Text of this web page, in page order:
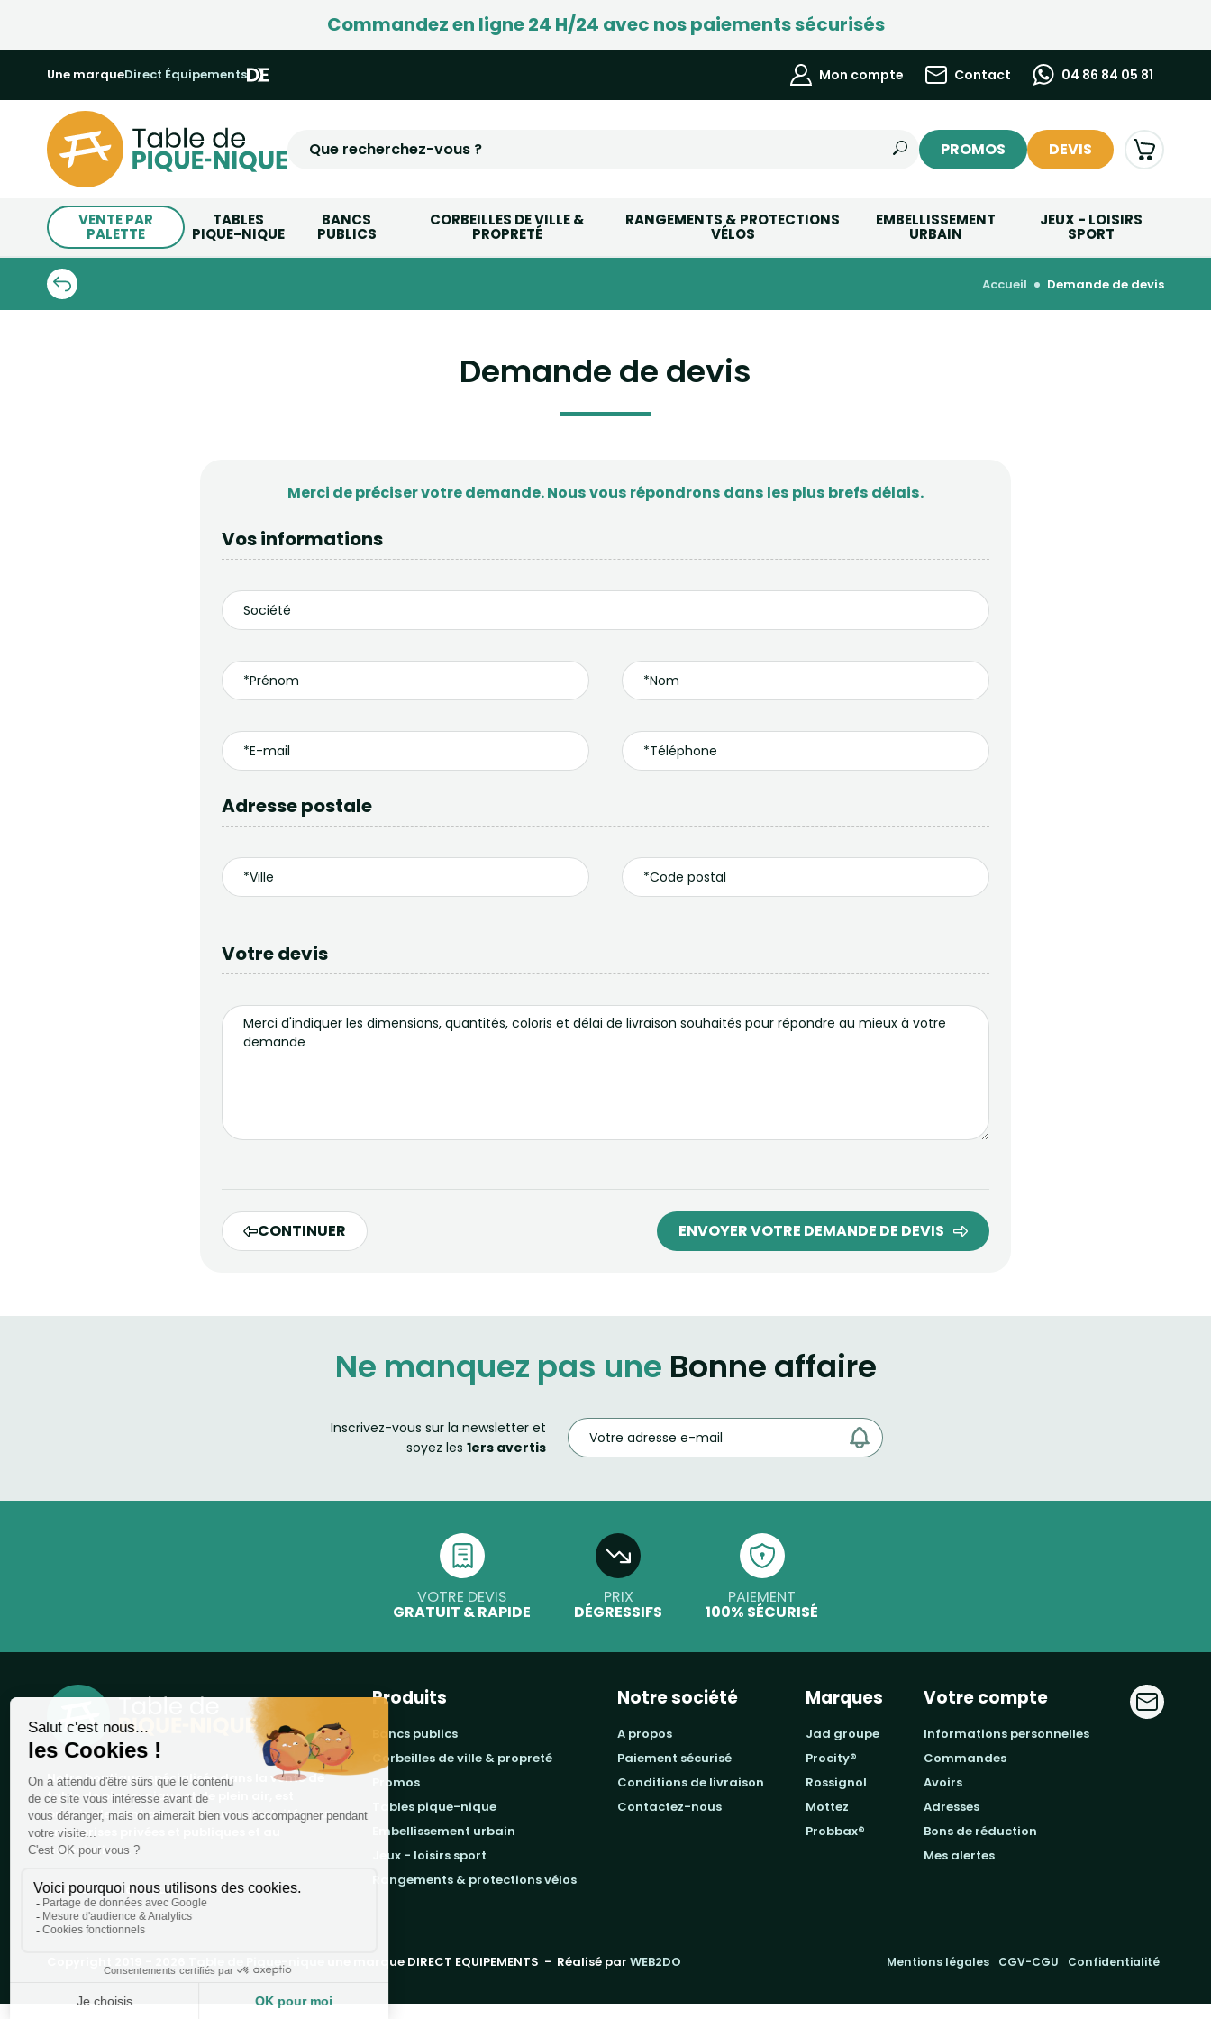
Commandez en ligne 24 H/24 avec nos paiements sécurisés
Une marqueDirect Équipements Mon compte Contact 04 86 84 05 81
PROMOS DEVIS
VENTE PAR
PALETTE
TABLES
PIQUE-NIQUE
BANCS
PUBLICS
CORBEILLES DE VILLE &
PROPRETÉ
RANGEMENTS & PROTECTIONS
VÉLOS
EMBELLISSEMENT
URBAIN
JEUX - LOISIRS
SPORT
accueil demande de devis
Demande de devis
Merci de préciser votre demande. Nous vous répondrons dans les plus brefs délais.
Vos informations
Adresse postale
Votre devis
CONTINUER ENVOYER VOTRE DEMANDE DE DEVIS
Ne manquez pas une Bonne affaire
Inscrivez-vous sur la newsletter et
soyez les 1ers avertis
VOTRE DEVIS
GRATUIT & RAPIDE
PRIX
DÉGRESSIFS
PAIEMENT
100% SÉCURISÉ
Notre boutique, spécialisée dans la vente de
table de pique-nique et de plein air, est
principalement adressée aux collectvités, aux
entreprises privées et publiques et au
associations.
Infos et contact au04 86 84 05 81
Produits
bancs publics
corbeilles de ville & propreté
promos
tables pique-nique
embellissement urbain
jeux - loisirs sport
rangements & protections vélos
Notre société
a propos
paiement sécurisé
conditions de livraison
contactez-nous
Marques
jad groupe
procity®
rossignol
mottez
probbax®
Votre compte
informations personnelles
commandes
avoirs
adresses
bons de réduction
mes alertes
Table de Pique-nique une marque DIRECT EQUIPEMENTS - Réalisé par WEB2DO Mentions légales CGV-CGU Confidentialité